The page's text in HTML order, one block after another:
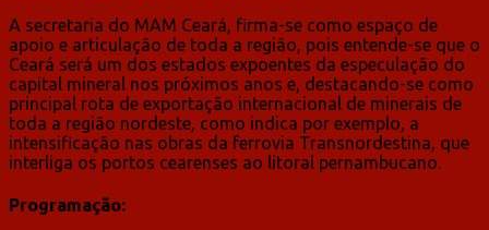
A secretaria do MAM Ceará, firma-se como espaço de
apoio e articulação de toda a região, pois entende-se que o
Ceará será um dos estados expoentes da especulação do
capital mineral nos próximos anos e, destacando-se como
principal rota de exportação internacional de minerais de
toda a região nordeste, como indica por exemplo, a
intensificação nas obras da ferrovia Transnordestina, que
interliga os portos cearenses ao litoral pernambucano.
Programação: